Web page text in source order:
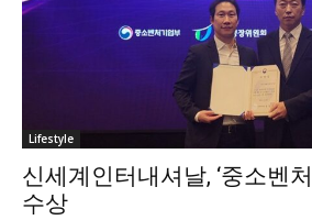
Lifestyle
신세계인터내셔날, ‘중소벤
수상